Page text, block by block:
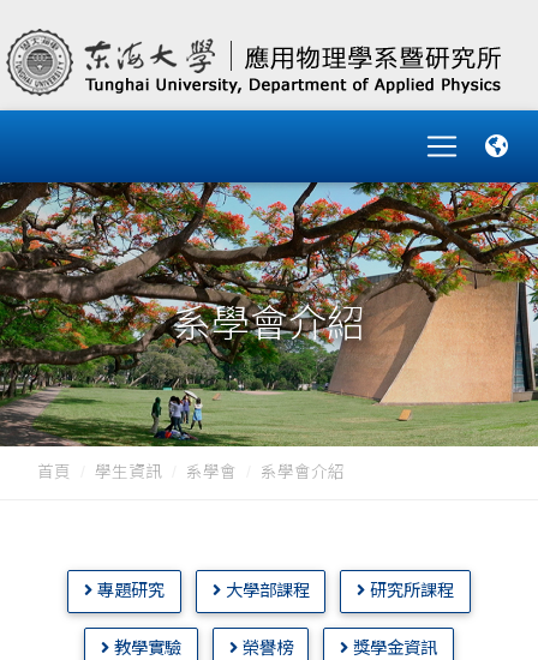
系學會介紹
首頁 學生資訊 系學會 系學會介紹
專題研究 大學部課程 研究所課程
教學實驗 榮譽榜 獎學金資訊